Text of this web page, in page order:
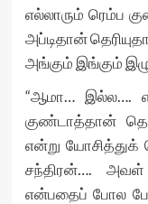
எல்லாரும் ரெம்ப
அப்டிதான்
அங்கும் இங்கும்
“ஆமா… இல்ல….
குண்டாத்தான்
என்று யோசித்துக்
சந்திரன்…. அவள்
என்பதைப் போல